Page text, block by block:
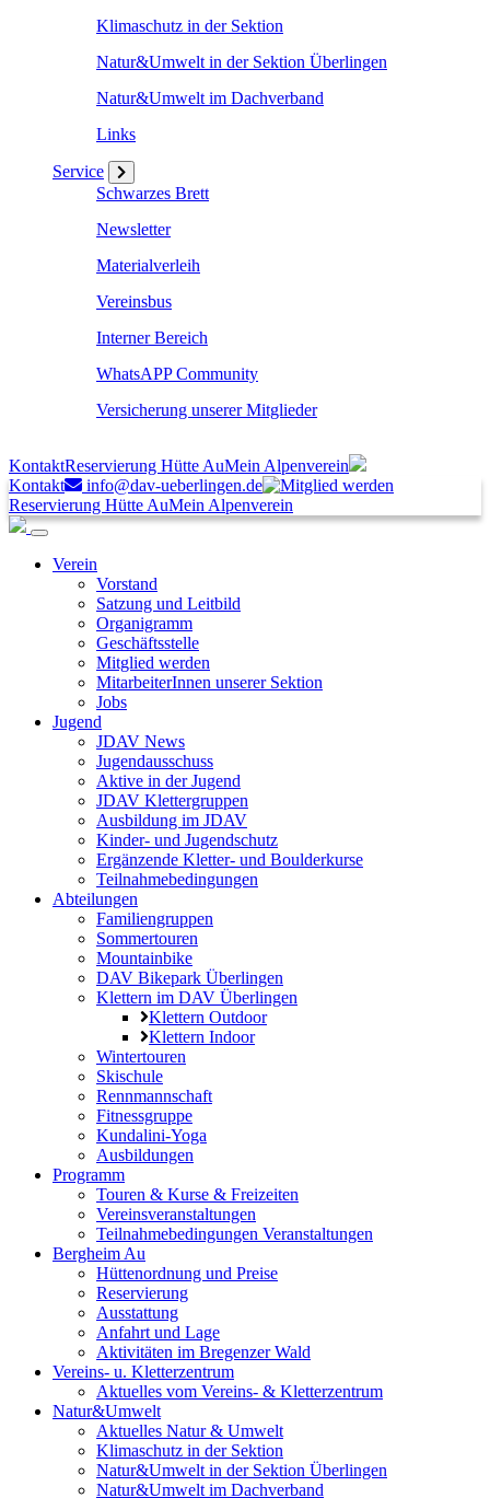
Klimaschutz in der Sektion
Natur&Umwelt in der Sektion Überlingen
Natur&Umwelt im Dachverband
Links
Service
Schwarzes Brett
Newsletter
Materialverleih
Vereinsbus
Interner Bereich
WhatsAPP Community
Versicherung unserer Mitglieder
KontaktReservierung Hütte AuMein Alpenverein
Kontakt
info@dav-ueberlingen.de
Reservierung Hütte AuMein Alpenverein
Verein
Vorstand
Satzung und Leitbild
Organigramm
Geschäftsstelle
Mitglied werden
MitarbeiterInnen unserer Sektion
Jobs
Jugend
JDAV News
Jugendausschuss
Aktive in der Jugend
JDAV Klettergruppen
Ausbildung im JDAV
Kinder- und Jugendschutz
Ergänzende Kletter- und Boulderkurse
Teilnahmebedingungen
Abteilungen
Familiengruppen
Sommertouren
Mountainbike
DAV Bikepark Überlingen
Klettern im DAV Überlingen
Klettern Outdoor
Klettern Indoor
Wintertouren
Skischule
Rennmannschaft
Fitnessgruppe
Kundalini-Yoga
Ausbildungen
Programm
Touren & Kurse & Freizeiten
Vereinsveranstaltungen
Teilnahmebedingungen Veranstaltungen
Bergheim Au
Hüttenordnung und Preise
Reservierung
Ausstattung
Anfahrt und Lage
Aktivitäten im Bregenzer Wald
Vereins- u. Kletterzentrum
Aktuelles vom Vereins- & Kletterzentrum
Natur&Umwelt
Aktuelles Natur & Umwelt
Klimaschutz in der Sektion
Natur&Umwelt in der Sektion Überlingen
Natur&Umwelt im Dachverband